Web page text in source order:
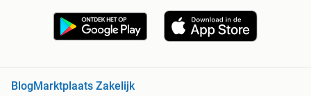
BlogMarktplaats Zakelijk